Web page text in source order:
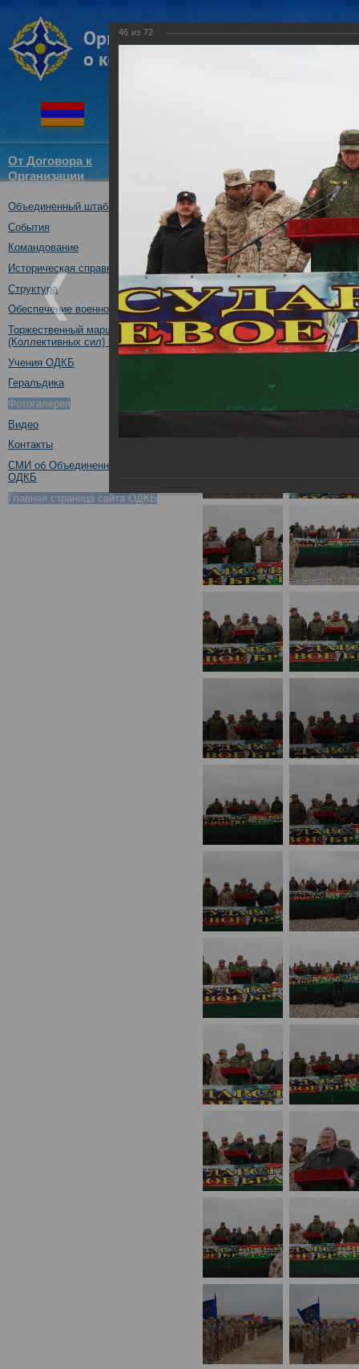
От Договора к
Организации
Новости
Объединенный штаб ОДКБ
События
Командование
Историческая справка
Структура
Обеспечение военной безопасности
Торжественный марш Войск
(Коллективных сил) ОДКБ
Учения ОДКБ
Геральдика
Фотогалерея
Видео
Контакты
СМИ об Объединенном штабе
ОДКБ
Главная страница сайта ОДКБ
Совместное учение
14.11.2017
46 из 72